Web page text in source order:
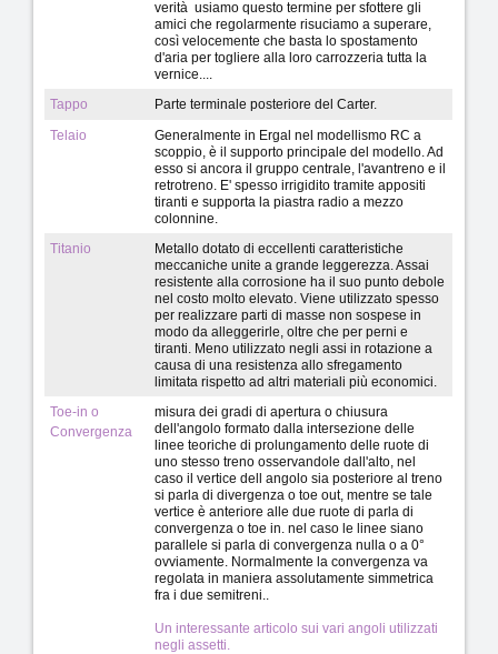
verità usiamo questo termine per sfottere gli
amici che regolarmente risuciamo a superare,
così velocemente che basta lo spostamento
d'aria per togliere alla loro carrozzeria tutta la
vernice....
Tappo
Parte terminale posteriore del Carter.
Telaio
Generalmente in Ergal nel modellismo RC a
scoppio, è il supporto principale del modello. Ad
esso si ancora il gruppo centrale, l'avantreno e il
retrotreno. E' spesso irrigidito tramite appositi
tiranti e supporta la piastra radio a mezzo
colonnine.
Titanio
Metallo dotato di eccellenti caratteristiche
meccaniche unite a grande leggerezza. Assai
resistente alla corrosione ha il suo punto debole
nel costo molto elevato. Viene utilizzato spesso
per realizzare parti di masse non sospese in
modo da alleggerirle, oltre che per perni e
tiranti. Meno utilizzato negli assi in rotazione a
causa di una resistenza allo sfregamento
limitata rispetto ad altri materiali più economici.
Toe-in o
Convergenza
misura dei gradi di apertura o chiusura
dell'angolo formato dalla intersezione delle
linee teoriche di prolungamento delle ruote di
uno stesso treno osservandole dall'alto, nel
caso il vertice dell angolo sia posteriore al treno
si parla di divergenza o toe out, mentre se tale
vertice è anteriore alle due ruote di parla di
convergenza o toe in. nel caso le linee siano
parallele si parla di convergenza nulla o a 0°
ovviamente. Normalmente la convergenza va
regolata in maniera assolutamente simmetrica
fra i due semitreni..
Un interessante articolo sui vari angoli utilizzati
negli assetti.